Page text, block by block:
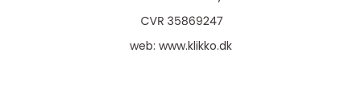
web: www.klikko.dk